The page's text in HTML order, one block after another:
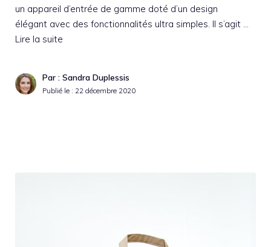
un appareil d’entrée de gamme doté d’un design
élégant avec des fonctionnalités ultra simples. Il s’agit …
Lire la suite
Par : Sandra Duplessis
Publié le : 22 décembre 2020